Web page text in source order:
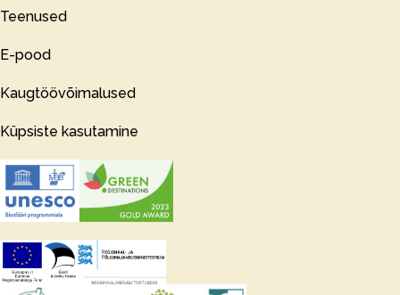
Teenused
E-pood
Kaugtöövõimalused
Küpsiste kasutamine